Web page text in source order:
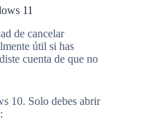
11
de cancelar
útil si has
cuenta de que no
10. Solo debes abrir